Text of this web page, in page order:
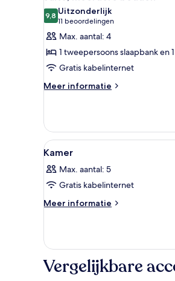
foto's
voor
Suite,
meerdere
bedden
laden
9,89,8 van 10
Uitzonderlijk
11 beoordelingen
(11
beoordelingen)
Max. aantal: 4
1 tweepersoons slaapbank en
Gratis kabelinternet
Meer informatie
Meer
meerdere
bedden
Alle
foto's
voor
Kamer
laden
6
Kamer
Max. aantal: 5
Gratis kabelinternet
Meer informatie
Meer
Vergelijkbare